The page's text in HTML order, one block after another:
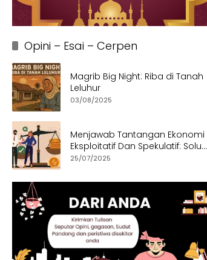
Opini – Esai – Cerpen
Magrib Big Night: Riba di Tanah
Leluhur
03/08/2025
Menjawab Tantangan Ekonomi
Eksploitatif Dan Spekulatif: Solusi
Etis dan Berkeadilan
25/07/2025